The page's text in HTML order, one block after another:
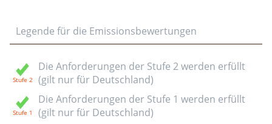
Legende für die Emissionsbewertungen
Die Anforderungen der Stufe 2 werden erfüllt
(gilt nur für Deutschland)
Die Anforderungen der Stufe 1 werden erfüllt
(gilt nur für Deutschland)